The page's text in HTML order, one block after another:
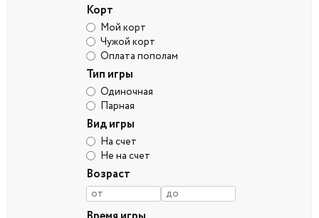
Корт
Мой корт
Чужой корт
Оплата пополам
Тип игры
Одиночная
Парная
Вид игры
На счет
Не на счет
Возраст